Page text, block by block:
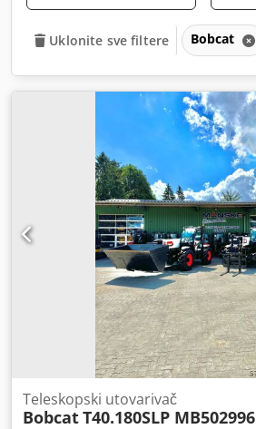
Uklonite sve filtere Bobcat
Teleskopski utovarivač
BobcatT40.180SLP MB502996